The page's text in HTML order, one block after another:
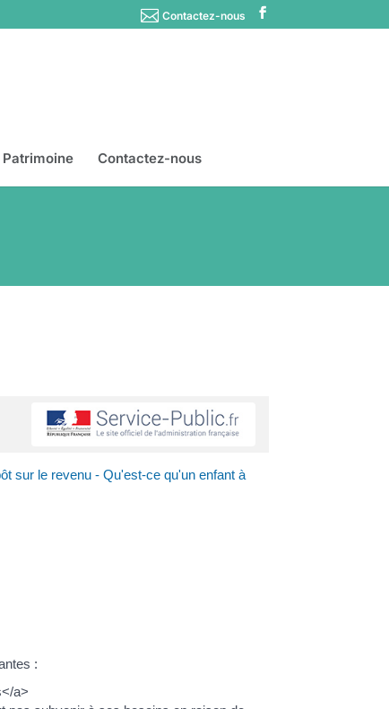
Contactez-nous
Contactez-nous
sur le revenu - Qu'est-ce qu'un enfant à
:
a>